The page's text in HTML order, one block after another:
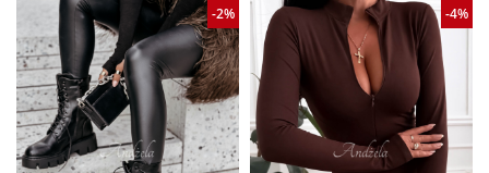
-2% -4%